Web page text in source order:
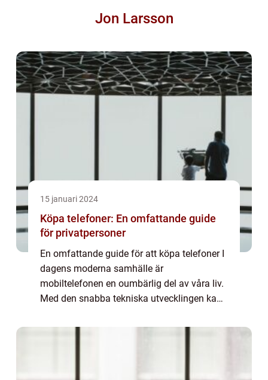
Jon Larsson
15 januari 2024
Köpa telefoner: En omfattande guide
för privatpersoner
En omfattande guide för att köpa telefoner I
dagens moderna samhälle är
mobiltelefonen en oumbärlig del av våra liv.
Med den snabba tekniska utvecklingen kan
vilka telefoner som finns på marknaden och